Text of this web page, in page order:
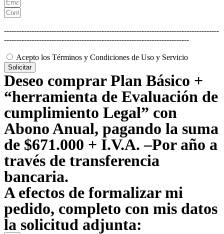
--------------------------------------------------------------------------------------
--------------------------------------------------------------------------
Acepto los Términos y Condiciones de Uso y Servicio
Solicitar
Deseo comprar Plan Básico +
“herramienta de Evaluación de
cumplimiento Legal” con
Abono Anual, pagando la suma
de $671.000 + I.V.A. –Por año a
través de transferencia
bancaria.
A efectos de formalizar mi
pedido, completo con mis datos
la solicitud adjunta: